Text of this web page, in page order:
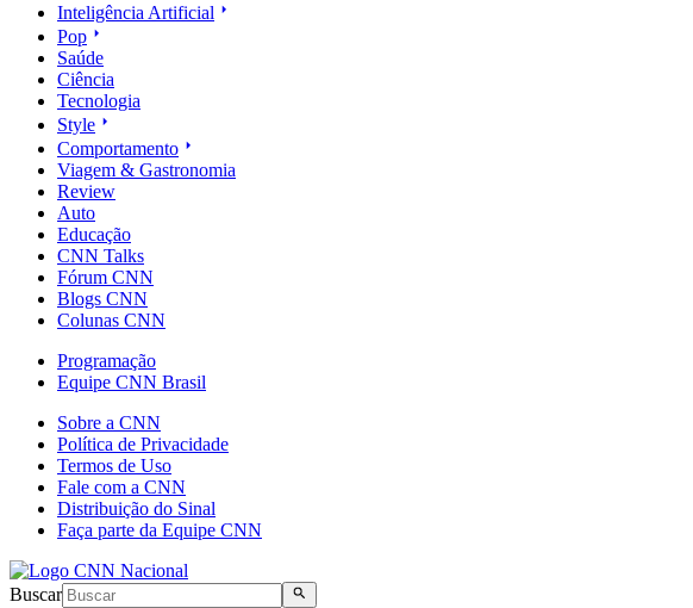
Inteligência Artificial
Pop
Saúde
Ciência
Tecnologia
Style
Comportamento
Viagem & Gastronomia
Review
Auto
Educação
CNN Talks
Fórum CNN
Blogs CNN
Colunas CNN
Programação
Equipe CNN Brasil
Sobre a CNN
Política de Privacidade
Termos de Uso
Fale com a CNN
Distribuição do Sinal
Faça parte da Equipe CNN
Buscar